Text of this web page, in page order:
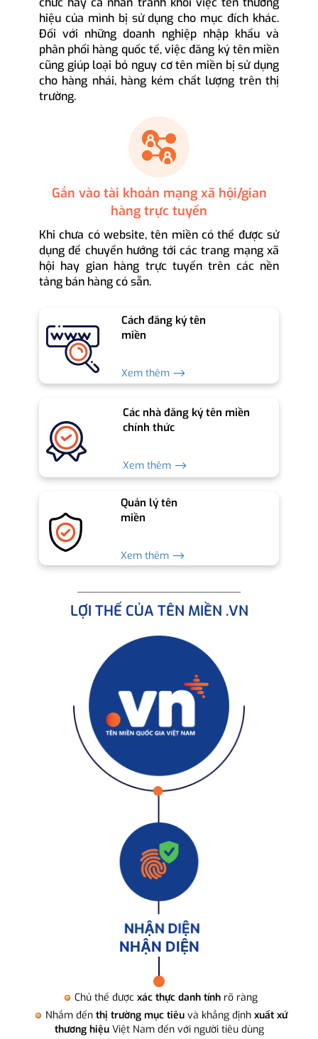
hiệu của mình bị sử dụng cho mục đích khác.
Đối với những doanh nghiệp nhập khẩu và
phân phối hàng quốc tế, việc đăng ký tên miền
cũng giúp loại bỏ nguy cơ tên miền bị sử dụng
cho hàng nhái, hàng kém chất lượng trên thị
trường.
Gắn vào tài khoản mạng xã hội/gian
hàng trực tuyến
Khi chưa có website, tên miền có thể được sử
dụng để chuyển hướng tới các trang mạng xã
hội hay gian hàng trực tuyến trên các nền
tảng bán hàng có sẵn.
Cách đăng ký tên
miền
Xem thêm ⟶
Các nhà đăng ký tên miền
chính thức
Xem thêm ⟶
Quản lý tên
miền
Xem thêm ⟶
LỢI THẾ CỦA TÊN MIỀN .VN
NHẬN DIỆN
Chủ thể được xác thực danh tính rõ ràng
Nhắm đến thị trường mục tiêuvà khẳng định xuất xứ
thương hiệuViệt Nam đến với người tiêu dùng